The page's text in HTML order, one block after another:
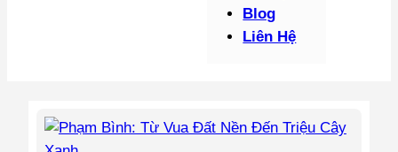
Blog
Liên Hệ